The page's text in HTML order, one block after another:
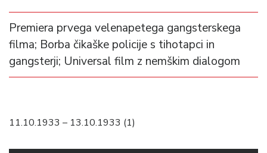
Premiera prvega velenapetega gangsterskega
filma; Borba čikaške policije s tihotapci in
gangsterji; Universal film z nemškim dialogom
11.10.1933 – 13.10.1933 (1)